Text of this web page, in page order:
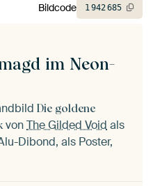
im Neon-
Die goldene
vonThe Gilded Voidals
Dibond, als Poster,
Bildcode 1942685